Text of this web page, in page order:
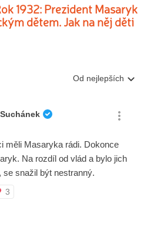
1932: Prezident Masaryk
dětem. Jak na něj děti